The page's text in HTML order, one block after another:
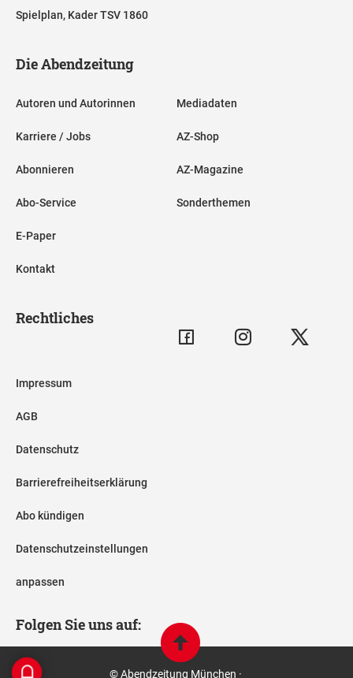
Spielplan, Kader TSV 1860
Die Abendzeitung
Autoren und Autorinnen
Karriere / Jobs
Abonnieren
Abo-Service
E-Paper
Kontakt
Mediadaten
AZ-Shop
AZ-Magazine
Sonderthemen
Rechtliches
Impressum
AGB
Datenschutz
Barrierefreiheitserklärung
Abo kündigen
Datenschutzeinstellungen
anpassen
Folgen Sie uns auf:
© Abendzeitung München ·